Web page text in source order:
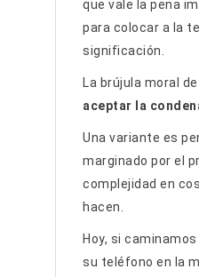
que vale la pena
para colocar a la
significación.
La brújula moral
aceptar la
Una variante es
marginado por el
complejidad en
hacen.
Hoy, si
su teléfono en la